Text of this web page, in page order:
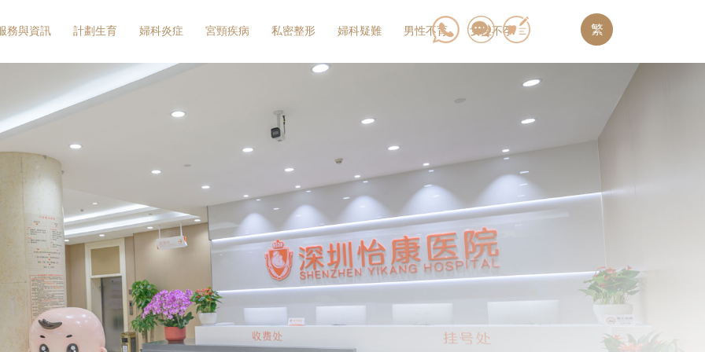
務與資訊 計劃生育 婦科炎症 宮頸疾病 私密整形 婦科疑難 男性不育 女性不孕 繁